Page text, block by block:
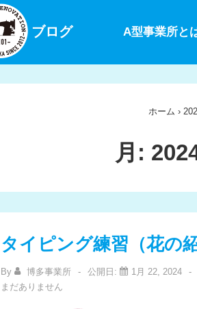
ブログ A型事業所と
ホーム ›
月:
タイピング練習（花の紹
By 博多事業所 公開日: 1月 22, 2024
まだありません